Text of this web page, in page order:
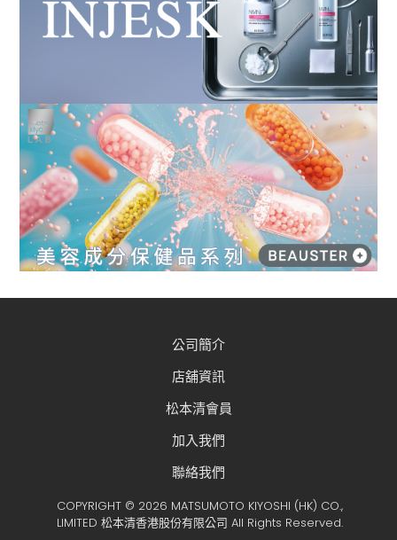
公司簡介
店舖資訊
松本清會員
加入我們
聯絡我們
COPYRIGHT © 2026 MATSUMOTO KIYOSHI (HK) CO.,
LIMITED 松本清香港股份有限公司 All Rights Reserved.